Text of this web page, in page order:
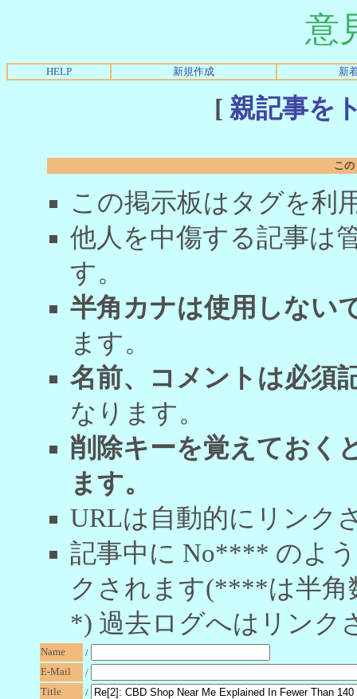
意
HELP 新規作成 新
[ 親記事を
こ
この掲示板はタグを利
他人を中傷する記事は
す。
半角カナは使用しない
ます。
名前、コメントは必須
なります。
削除キーを覚えておく
ます。
URLは自動的にリンク
記事中に No**** のよ
クされます(****は半角
*) 過去ログへはリンク
Name
/
E-Mail
/
Title
/